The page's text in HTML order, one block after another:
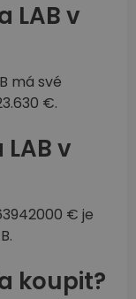
LAB v
má své
€.
v
€ je
koupit?